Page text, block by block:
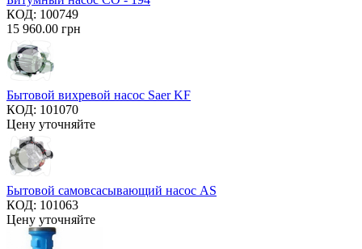
КОД: 100749
15 960.00 грн
Бытовой вихревой насос Saer KF
КОД: 101070
Цену уточняйте
Бытовой самовсасывающий насос AS
КОД: 101063
Цену уточняйте